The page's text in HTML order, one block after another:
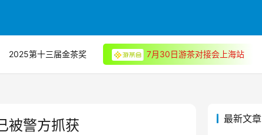
2025第十三届金茶奖 7月30日游茶对接会上海站
被警方抓获 最新文章